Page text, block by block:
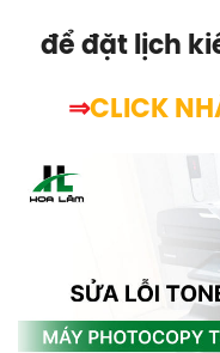
để đặt lịch
⇒CLICK